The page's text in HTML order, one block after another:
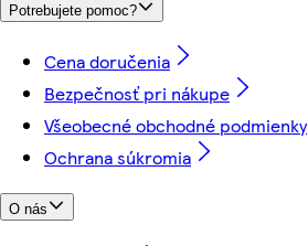
Potrebujete pomoc?
Cena doručenia
Bezpečnosť pri nákupe
Všeobecné obchodné podmienky
Ochrana súkromia
O nás